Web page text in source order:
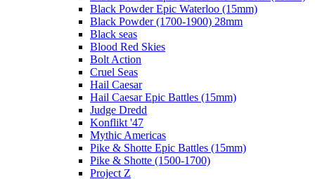
Black Powder Epic Waterloo (15mm)
Black Powder (1700-1900) 28mm
Black seas
Blood Red Skies
Bolt Action
Cruel Seas
Hail Caesar
Hail Caesar Epic Battles (15mm)
Judge Dredd
Konflikt '47
Mythic Americas
Pike & Shotte Epic Battles (15mm)
Pike & Shotte (1500-1700)
Project Z